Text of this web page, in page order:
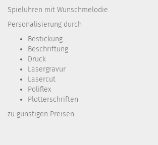
Spieluhren mit Wunschmelodie
Personalisierung durch
Bestickung​
Beschriftung
Druck
Lasergravur
Lasercut
Poliflex
Plotterschriften
zu günstigen Preisen